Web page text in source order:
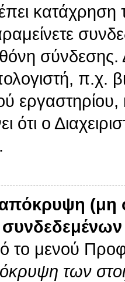
σύνδεσης.
π.χ.
ότι ο
απόκρυψη
το μενού
των